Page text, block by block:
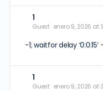
1
Guest enero 9, 2026 at
-1; waitfor delay ‘0:0:15’
1
Guest enero 9, 2026 at